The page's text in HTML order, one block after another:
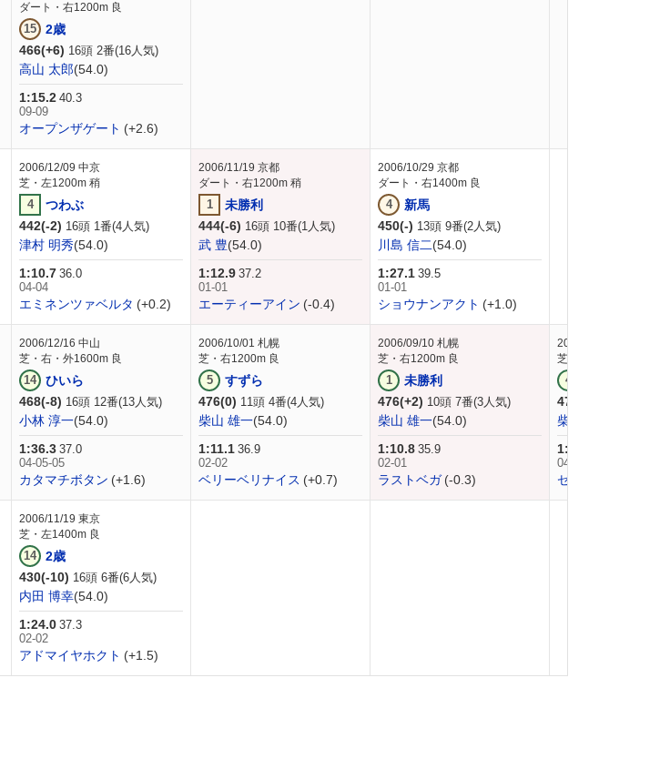
ダート・右1200m 良
15
2歳
466(+6) 16頭 2番(16人気)
高山 太郎(54.0)
1:15.2 40.3
09-09
オープンザゲート (+2.6)
2006/12/09 中京
芝・左1200m 稍
4
つわぶ
442(-2) 16頭 1番(4人気)
津村 明秀(54.0)
1:10.7 36.0
04-04
エミネンツァベルタ (+0.2)
2006/11/19 京都
ダート・右1200m 稍
1
未勝利
444(-6) 16頭 10番(1人気)
武 豊(54.0)
1:12.9 37.2
01-01
エーティーアイン (-0.4)
2006/10/29 京都
ダート・右1400m 良
4
新馬
450(-) 13頭 9番(2人気)
川島 信二(54.0)
1:27.1 39.5
01-01
ショウナンアクト (+1.0)
2006/12/16 中山
芝・右・外1600m 良
14
ひいら
468(-8) 16頭 12番(13人気)
小林 淳一(54.0)
1:36.3 37.0
04-05-05
カタマチボタン (+1.6)
2006/10/01 札幌
芝・右1200m 良
5
すずら
476(0) 11頭 4番(4人気)
柴山 雄一(54.0)
1:11.1 36.9
02-02
ベリーベリナイス (+0.7)
2006/09/10 札幌
芝・右1200m 良
1
未勝利
476(+2) 10頭 7番(3人気)
柴山 雄一(54.0)
1:10.8 35.9
02-01
ラストベガ (-0.3)
2006/07/16
芝・右1200m 良
4
474(-)
柴山 雄一
1:12.7
04-03
ゼットカーク
2006/11/19 東京
芝・左1400m 良
14
2歳
430(-10) 16頭 6番(6人気)
内田 博幸(54.0)
1:24.0 37.3
02-02
アドマイヤホクト (+1.5)